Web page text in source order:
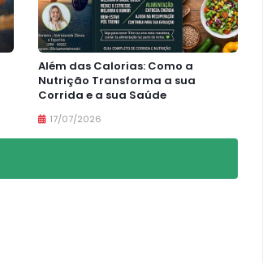
Além das Calorias: Como a
Nutrição Transforma a sua
Corrida e a sua Saúde
17/07/2026